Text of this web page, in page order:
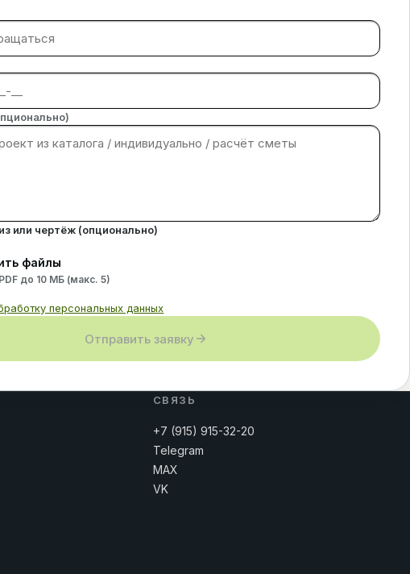
или чертёж (опционально)
файлы
до 10 МБ (макс.5)
персональных данных
Отправить заявку
СВЯЗЬ
+7 (915) 915-32-20
Telegram
MAX
VK